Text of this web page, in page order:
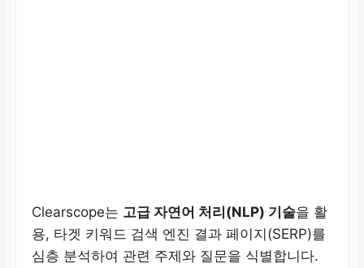
Clearscope는 고급 자연어 처리(NLP) 기술을 활
용, 타겟 키워드 검색 엔진 결과 페이지(SERP)를
심층 분석하여 관련 주제와 질문을 식별합니다.